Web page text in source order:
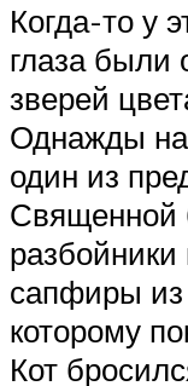
Когда-то у
глаза были
зверей
Однажды
один из
Священной
сапфиры из
которому
Кот